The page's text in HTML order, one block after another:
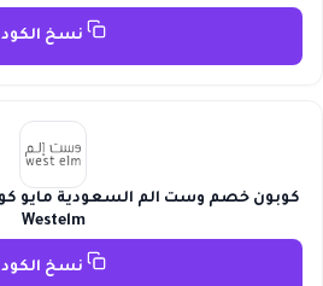
نسخ الكود
Westelm
نسخ الكود